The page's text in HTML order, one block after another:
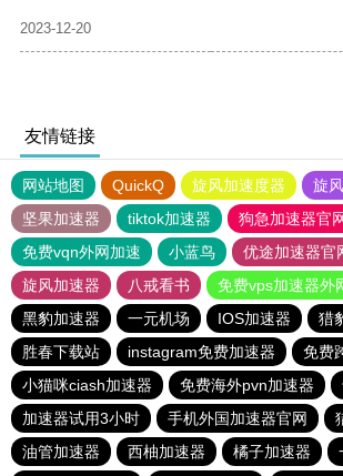
2023-12-20
友情链接
网站地图 QuickQ 旋风加速度器 旋风
坚果加速器
tiktok加速器
狗急加速器官
免费vqn外网加速
小蓝鸟 优途加速器官
旋风加速器
八戒看书
免费vps加速器外
黑豹加速器
一元机场 IOS加速器
猎
胜春下载站
instagram免费加速器
免费
小猫咪ciash加速器
免费海外pvn加速器
加速器试用3小时
手机外国加速器官网
油管加速器
西柚加速器 橘子加速器